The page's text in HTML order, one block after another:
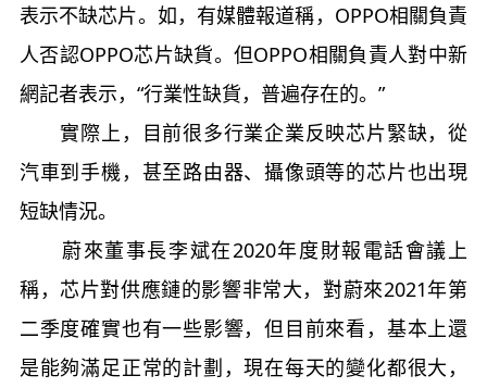
表示不缺芯片。如，有媒體報道稱，OPPO相關負責
人否認OPPO芯片缺貨。但OPPO相關負責人對中新
網記者表示，“行業性缺貨，普遍存在的。”
實際上，目前很多行業企業反映芯片緊缺，從
汽車到手機，甚至路由器、攝像頭等的芯片也出現
短缺情況。
蔚來董事長李斌在2020年度財報電話會議上
稱，芯片對供應鏈的影響非常大，對蔚來2021年第
二季度確實也有一些影響，但目前來看，基本上還
是能夠滿足正常的計劃，現在每天的變化都很大，